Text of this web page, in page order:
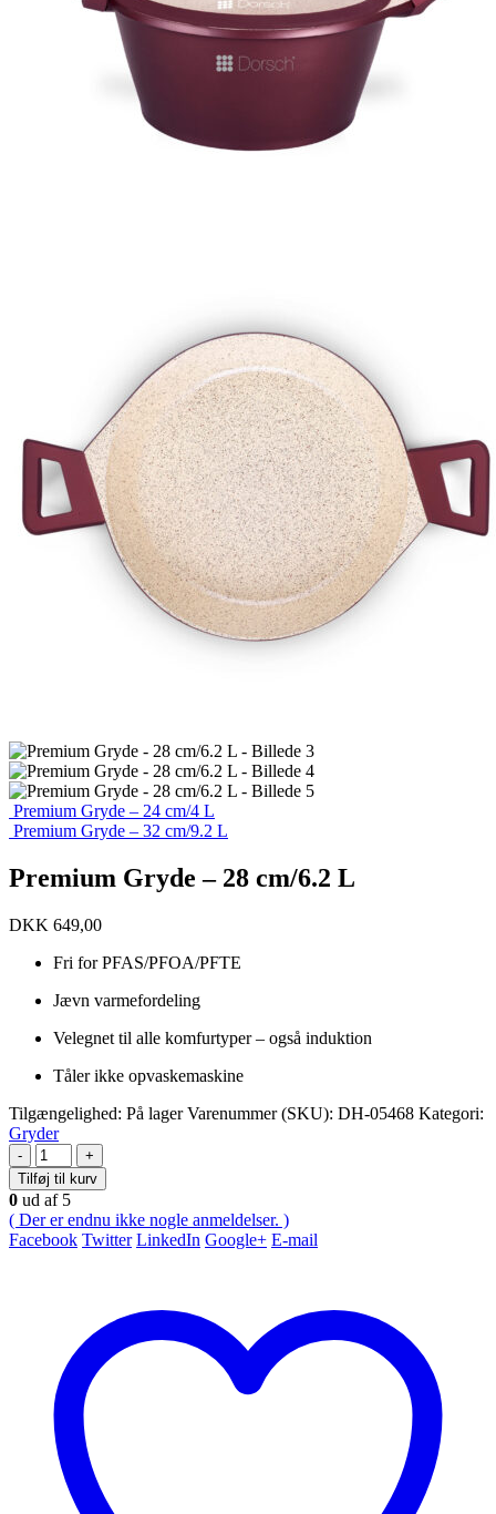
Premium Gryde – 24 cm/4 L
Premium Gryde – 32 cm/9.2 L
Premium Gryde – 28 cm/6.2 L
DKK 649,00
Fri for PFAS/PFOA/PFTE
Jævn varmefordeling
Velegnet til alle komfurtyper – også induktion
Tåler ikke opvaskemaskine
Tilgængelighed: På lager Varenummer (SKU): DH-05468 Kategori:
Gryder
-
+
Tilføj til kurv
0 ud af 5
( Der er endnu ikke nogle anmeldelser. )
Facebook Twitter LinkedIn Google+ E-mail